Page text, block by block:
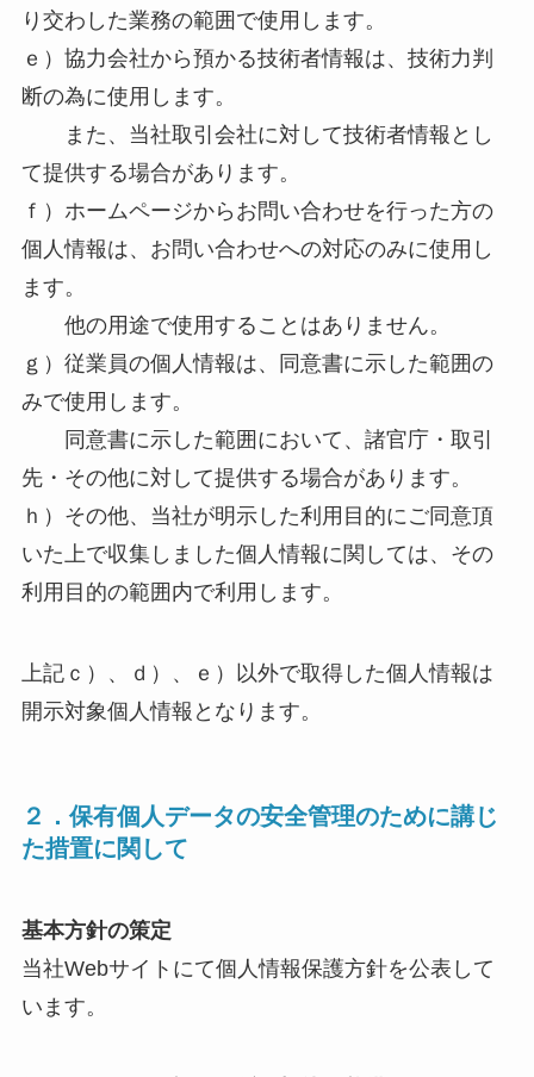
り交わした業務の範囲で使用します。
ｅ）協力会社から預かる技術者情報は、技術力判
断の為に使用します。
また、当社取引会社に対して技術者情報とし
て提供する場合があります。
ｆ）ホームページからお問い合わせを行った方の
個人情報は、お問い合わせへの対応のみに使用し
ます。
他の用途で使用することはありません。
ｇ）従業員の個人情報は、同意書に示した範囲の
みで使用します。
同意書に示した範囲において、諸官庁・取引
先・その他に対して提供する場合があります。
ｈ）その他、当社が明示した利用目的にご同意頂
いた上で収集しました個人情報に関しては、その
利用目的の範囲内で利用します。
上記ｃ）、ｄ）、ｅ）以外で取得した個人情報は
開示対象個人情報となります。
２．保有個人データの安全管理のために講じ
た措置に関して
基本方針の策定
当社Webサイトにて個人情報保護方針を公表して
います。